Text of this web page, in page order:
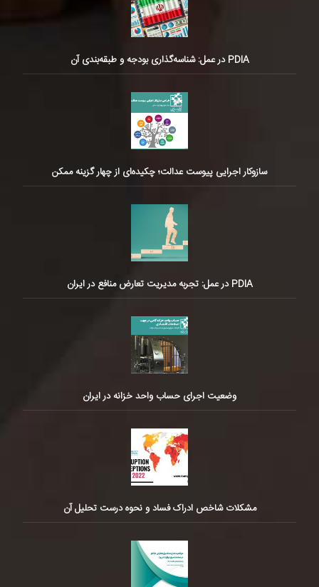
PDIA در عمل: شناسه‌گذاری بودجه و طبقه‌بندی آن
سازوکار اجرایی پیوست عدالت؛ چکیده‌ای از چهار گزینه ممکن
PDIA در عمل: تجربه مدیریت تعارض منافع در ایران
وضعیت اجرای حساب واحد خزانه در ایران
مشکلات شاخص ادراک فساد و نحوه درست تحلیل آن